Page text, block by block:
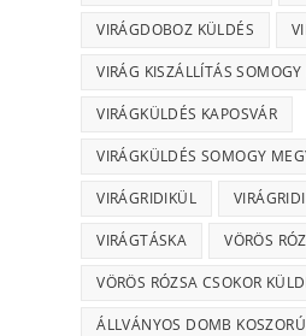
VIRÁGDOBOZ KÜLDÉS
VIRÁG KISZÁLLÍTÁS SOMOGY
VIRÁGKÜLDÉS KAPOSVÁR
VIRÁGKÜLDÉS SOMOGY
VIRÁGRIDIKÜL
VIRÁGTÁSKA VÖRÖS
VÖRÖS RÓZSA CSOKOR
ÁLLVÁNYOS DOMB KOSZORÚ